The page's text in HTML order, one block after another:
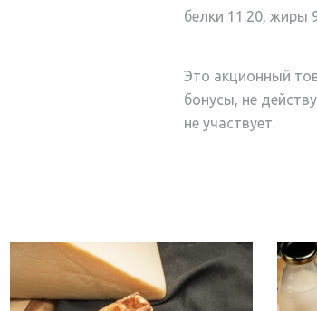
белки 11.20, жиры
Это акционный
бонусы, не
не участвует.